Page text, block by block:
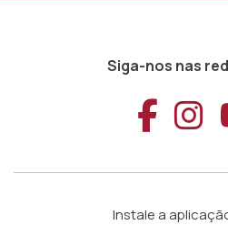
Siga-nos nas
Instale a